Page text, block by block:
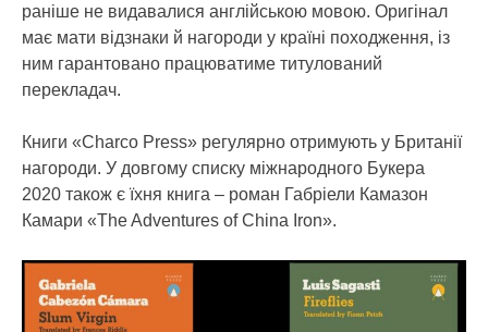
раніше не видавалися англійською мовою. Оригінал
має мати відзнаки й нагороди у країні походження, із
ним гарантовано працюватиме титулований
перекладач.
Книги «Charco Press» регулярно отримують у Британії
нагороди. У довгому списку міжнародного Букера
2020 також є їхня книга – роман Габріели Камазон
Камари «The Adventures of China Iron».